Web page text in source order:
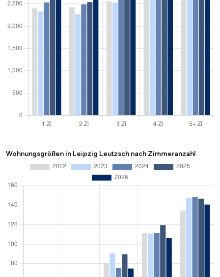
Wohnungsgrößen in Leipzig Leutzsch nach Zimmeranzahl